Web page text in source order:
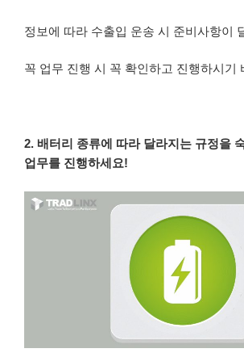
정보에 따라 수출입 운송 시 준비사항이
꼭 업무 진행 시 꼭 확인하고 진행하시기
2. 배터리 종류에 따라 달라지는 규정을
업무를 진행하세요!